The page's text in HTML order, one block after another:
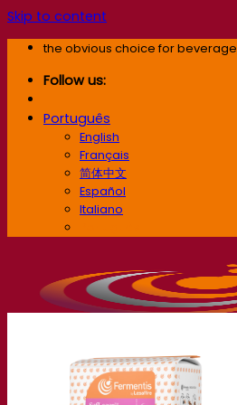
Skip to content
the obvious choice for beverage
Follow us:
Português
English
Français
简体中文
Español
Italiano